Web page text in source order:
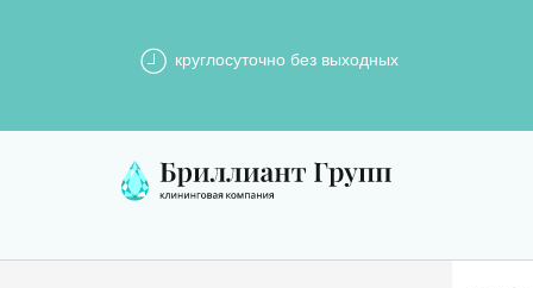
круглосуточно без выходных